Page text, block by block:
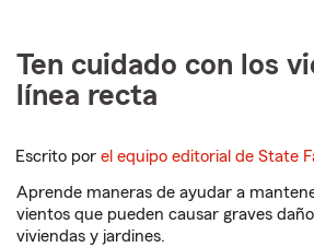
Ten cuidado con los
línea recta
Escrito porel equipo editorial de State
Aprende maneras de ayudar a
vientos que pueden causar graves
viviendas y jardines.